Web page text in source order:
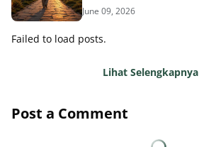
June 09, 2026
Failed to load posts.
Lihat Selengkapnya
Post a Comment